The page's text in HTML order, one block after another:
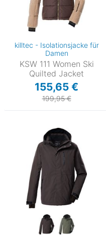
killtec - Isolationsjacke für
Damen
KSW 111 Women Ski
Quilted Jacket
155,65 €
199,95 €